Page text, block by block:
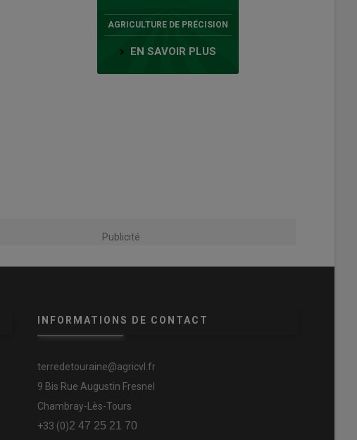
AGRICULTURE DE PRÉCISION
EN SAVOIR PLUS
Publicité
INFORMATIONS DE CONTACT
terredetouraine@agricvl.fr
9 Bis Rue Augustin Fresnel
Chambray-Lès-Tours
+33 (0)2 47 25 21 70